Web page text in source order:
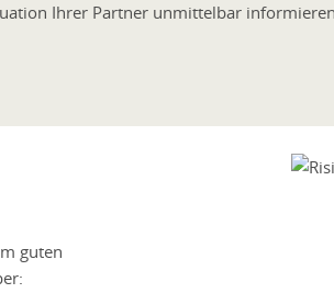
Ihrer Partner unmittelbar
guten